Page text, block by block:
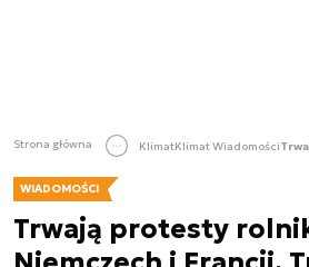
Strona główna KlimatKlimat Wiadomości
WIADOMOŚCI
Trwają protesty